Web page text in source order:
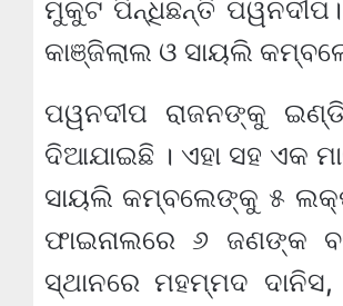
ମୁକୁଟ ପିନ୍ଧିଛନ୍ତି
କାଞ୍ଜିଲାଲ ଓ ସାୟଲି
ପୱନଦୀପ ରାଜନଙ୍କୁ
ଦିଆଯାଇଛି । ଏହା ସହ ଏକ
ସାୟଲି କମ୍ବଲେଙ୍କୁ ୫
ଫାଇନାଲରେ ୬ ଜଣଙ୍କ
ସ୍ଥାନରେ ମହମ୍ମଦ